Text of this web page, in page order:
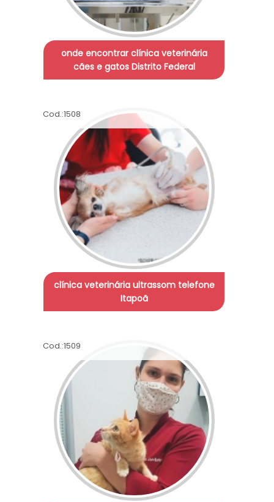
onde encontrar clínica veterinária
cães e gatos Distrito Federal
Cod.:1508
clínica veterinária ultrassom telefone
Itapoã
Cod.:1509